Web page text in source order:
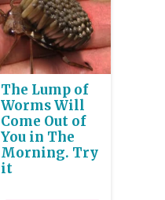
The Lump of
Worms Will
Come Out of
You in The
Morning. Try
it